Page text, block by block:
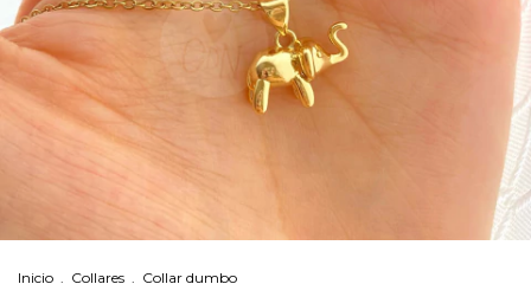
Inicio . Collares . Collar dumbo